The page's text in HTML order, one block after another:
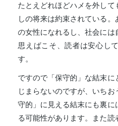
たとえどれほどハメを外して
しの将来は約束されている
の女性になれるし、社会には
思えばこそ、読者は安心し
す。
ですので「保守的」な結末
じまらないのですが、いち
守的」に見える結末にも裏
る可能性があります。また